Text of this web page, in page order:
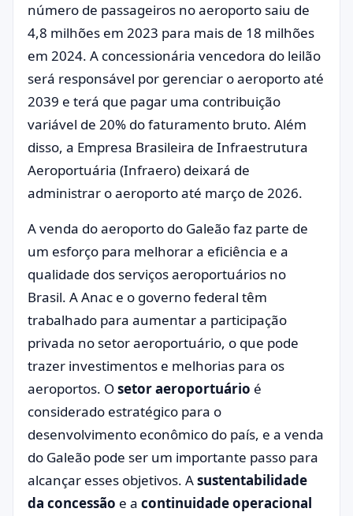
número de passageiros no aeroporto saiu de
4,8 milhões em 2023 para mais de 18 milhões
em 2024. A concessionária vencedora do leilão
será responsável por gerenciar o aeroporto até
2039 e terá que pagar uma contribuição
variável de 20% do faturamento bruto. Além
disso, a Empresa Brasileira de Infraestrutura
Aeroportuária (Infraero) deixará de
administrar o aeroporto até março de 2026.
A venda do aeroporto do Galeão faz parte de
um esforço para melhorar a eficiência e a
qualidade dos serviços aeroportuários no
Brasil. A Anac e o governo federal têm
trabalhado para aumentar a participação
privada no setor aeroportuário, o que pode
trazer investimentos e melhorias para os
aeroportos. Osetor aeroportuário é
considerado estratégico para o
desenvolvimento econômico do país, e a venda
do Galeão pode ser um importante passo para
alcançar esses objetivos. Asustentabilidade
da concessão e a continuidade operacional